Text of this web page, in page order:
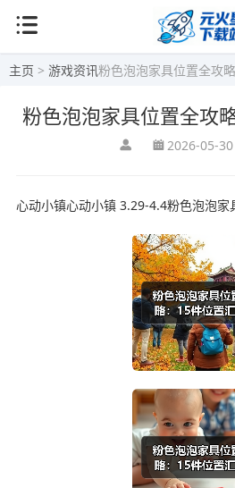
主页 > 游戏资讯粉色泡泡家具位置全攻
粉色泡泡家具位置全攻
2026-05-
心动小镇心动小镇 3.29-4.4粉色泡泡家